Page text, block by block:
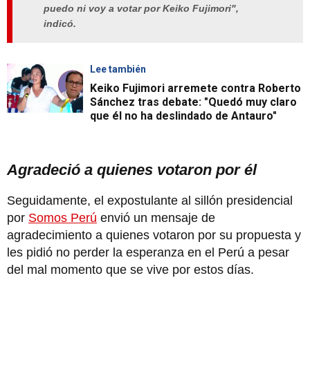
puedo ni voy a votar por Keiko Fujimori",
indicó.
Lee también
Keiko Fujimori arremete contra Roberto
Sánchez tras debate: "Quedó muy claro
que él no ha deslindado de Antauro"
Agradeció a quienes votaron por él
Seguidamente, el expostulante al sillón presidencial
por Somos Perú envió un mensaje de
agradecimiento a quienes votaron por su propuesta y
les pidió no perder la esperanza en el Perú a pesar
del mal momento que se vive por estos días.